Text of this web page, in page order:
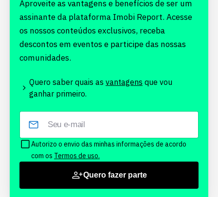
Aproveite as vantagens e benefícios de ser um
assinante da plataforma Imobi Report. Acesse
os nossos conteúdos exclusivos, receba
descontos em eventos e participe das nossas
comunidades.
Quero saber quais as vantagens que vou
ganhar primeiro.
Autorizo o envio das minhas informações de acordo
com os Termos de uso.
Quero fazer parte